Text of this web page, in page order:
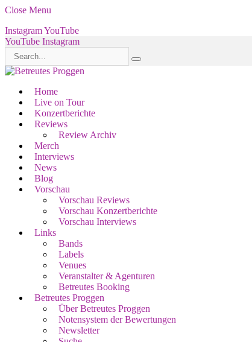
Close Menu
InstagramYouTube
YouTube Instagram
Home
Live on Tour
Konzertberichte
Reviews
Review Archiv
Merch
Interviews
News
Blog
Vorschau
Vorschau Reviews
Vorschau Konzertberichte
Vorschau Interviews
Links
Bands
Labels
Venues
Veranstalter & Agenturen
Betreutes Booking
Betreutes Proggen
Über Betreutes Proggen
Notensystem der Bewertungen
Newsletter